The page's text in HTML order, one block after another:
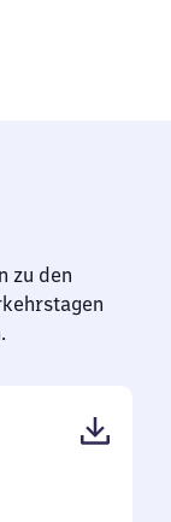
zu den